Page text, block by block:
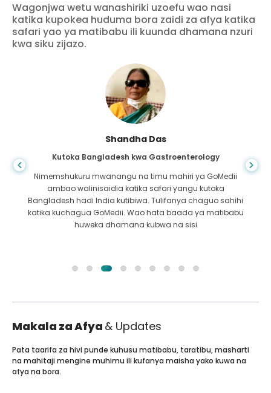
Wagonjwa wetu wanashiriki uzoefu wao nasi
katika kupokea huduma bora zaidi za afya katika
safari yao ya matibabu ili kuunda dhamana nzuri
kwa siku zijazo.
Shandha Das
Kutoka Bangladesh kwa Gastroenterology
Nimemshukuru mwanangu na timu mahiri ya GoMedii
ambao walinisaidia katika safari yangu kutoka
Bangladesh hadi India kutibiwa. Tulifanya chaguo sahihi
katika kuchagua GoMedii. Wao hata baada ya matibabu
huweka dhamana kubwa na sisi
Makala za Afya & Updates
Pata taarifa za hivi punde kuhusu matibabu, taratibu, masharti
na mahitaji mengine muhimu ili kufanya maisha yako kuwa na
afya na bora.